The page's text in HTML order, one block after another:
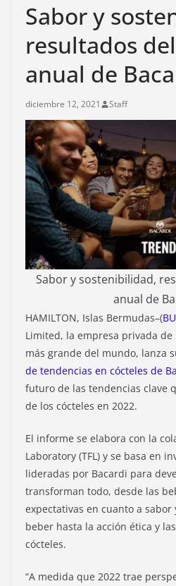
Sabor y
resultados
anual de
diciembre 12, 2021 Staff
Sabor y sostenibilidad,
anual de
HAMILTON, Islas Bermudas–(
Limited, la empresa privada
más grande del mundo, lanza
de tendencias en cócteles de
futuro de las tendencias clave
de los cócteles en 2022.
El informe se elabora con la
Laboratory (TFL) y se basa en
lideradas por Bacardi para
transforman todo, desde las
expectativas en cuanto a sabor
beber hasta la acción ética y
cócteles.
“A medida que 2022 trae